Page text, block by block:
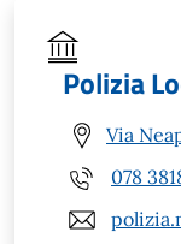
Polizia
Via
078